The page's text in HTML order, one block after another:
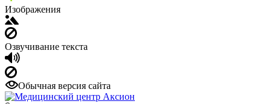
Изображения
Озвучивание текста
Обычная версия сайта